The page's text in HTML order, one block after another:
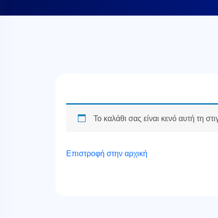
Το καλάθι σας είναι κενό αυτή τη
Επιστροφή στην αρχική